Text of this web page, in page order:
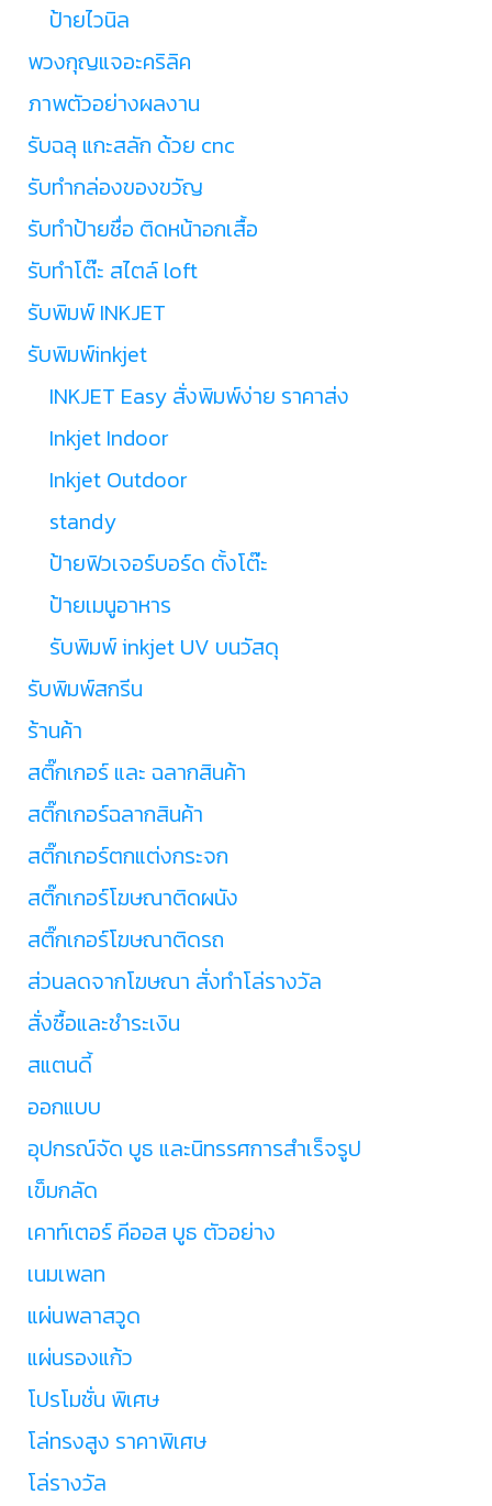
ป้ายไวนิล
พวงกุญแจอะคริลิค
ภาพตัวอย่างผลงาน
รับฉลุ แกะสลัก ด้วย cnc
รับทำกล่องของขวัญ
รับทำป้ายชื่อ ติดหน้าอกเสื้อ
รับทำโต๊ะ สไตล์ loft
รับพิมพ์ INKJET
รับพิมพ์inkjet
INKJET Easy สั่งพิมพ์ง่าย ราคาส่ง
Inkjet Indoor
Inkjet Outdoor
standy
ป้ายฟิวเจอร์บอร์ด ตั้งโต๊ะ
ป้ายเมนูอาหาร
รับพิมพ์ inkjet UV บนวัสดุ
รับพิมพ์สกรีน
ร้านค้า
สติ๊กเกอร์ และ ฉลากสินค้า
สติ๊กเกอร์ฉลากสินค้า
สติ๊กเกอร์ตกแต่งกระจก
สติ๊กเกอร์โฆษณาติดผนัง
สติ๊กเกอร์โฆษณาติดรถ
ส่วนลดจากโฆษณา สั่งทำโล่รางวัล
สั่งซื้อและชำระเงิน
สแตนดี้
ออกแบบ
อุปกรณ์จัด บูธ และนิทรรศการสำเร็จรูป
เข็มกลัด
เคาท์เตอร์ คีออส บูธ ตัวอย่าง
เนมเพลท
แผ่นพลาสวูด
แผ่นรองแก้ว
โปรโมชั่น พิเศษ
โล่ทรงสูง ราคาพิเศษ
โล่รางวัล